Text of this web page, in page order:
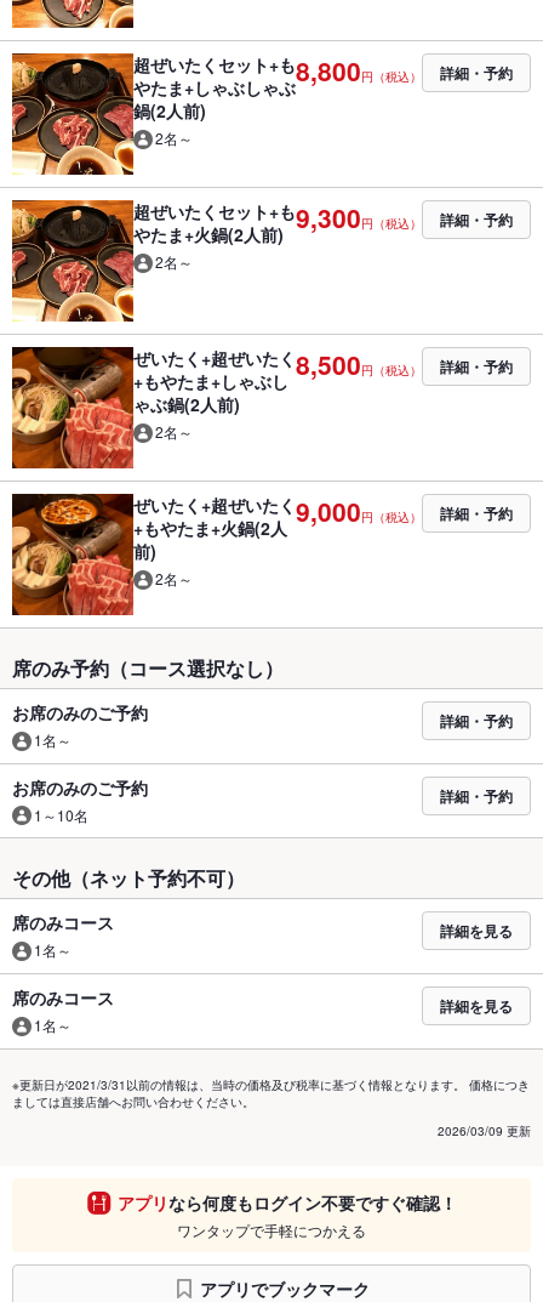
超ぜいたくセット+も
やたま+しゃぶしゃぶ
鍋(2人前)
2名～
8,800円（税込） 詳細・予約
超ぜいたくセット+も
やたま+火鍋(2人前)
2名～
9,300円（税込） 詳細・予約
ぜいたく+超ぜいたく
+もやたま+しゃぶし
ゃぶ鍋(2人前)
2名～
8,500円（税込） 詳細・予約
ぜいたく+超ぜいたく
+もやたま+火鍋(2人
前)
2名～
9,000円（税込） 詳細・予約
席のみ予約（コース選択なし）
お席のみのご予約
1名～
詳細・予約
お席のみのご予約
1～10名
詳細・予約
その他（ネット予約不可）
席のみコース
1名～
詳細を見る
席のみコース
1名～
詳細を見る
※更新日が2021/3/31以前の情報は、当時の価格及び税率に基づく情報となります。 価格につき
ましては直接店舗へお問い合わせください。
2026/03/09 更新
アプリなら何度もログイン不要ですぐ確認！
ワンタップで手軽につかえる
アプリでブックマーク